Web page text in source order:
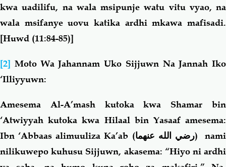
kwa uadilifu, na wala msipunje watu vitu vyao, na
wala msifanye uovu katika ardhi mkawa mafisadi.
[Huwd (11:84-85)]
[2] Moto Wa Jahannam Uko Sijjuwn Na Jannah Iko
‘Illiyyuwn:
Amesema Al-A’mash kutoka kwa Shamar bin
‘Atwiyyah kutoka kwa Hilaal bin Yasaaf amesema:
Ibn ‘Abbaas alimuuliza Ka’ab
(رضي الله عنهما)
nami
nilikuwepo kuhusu Sijjuwn, akasema: “Hiyo ni ardhi